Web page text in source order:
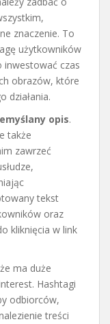
znaczenie. To
użytkowników
inwestować czas
obrazów, które
działania.
opis.
także
zawrzeć
tekst
oraz
kliknięcia w link
ma duże
Hashtagi
odbiorców,
treści